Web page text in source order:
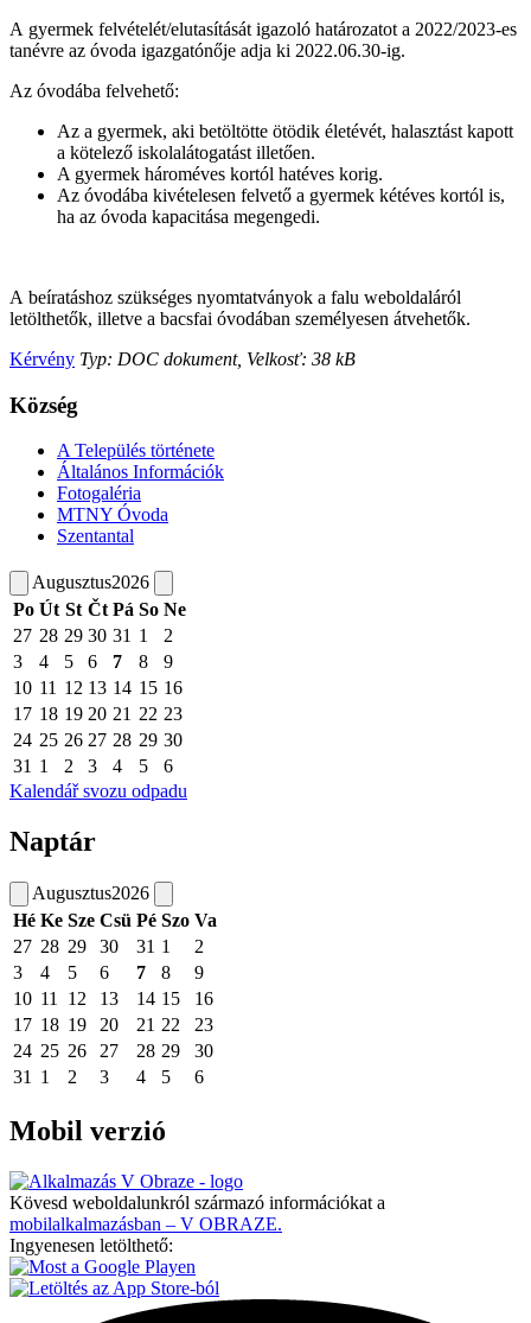
A gyermek felvételét/elutasítását igazoló határozatot a 2022/2023-es
tanévre az óvoda igazgatónője adja ki 2022.06.30-ig.
Az óvodába felvehető:
Az a gyermek, aki betöltötte ötödik életévét, halasztást kapott
a kötelező iskolalátogatást illetően.
A gyermek hároméves kortól hatéves korig.
Az óvodába kivételesen felvető a gyermek kétéves kortól is,
ha az óvoda kapacitása megengedi.
A beíratáshoz szükséges nyomtatványok a falu weboldaláról
letölthetők, illetve a bacsfai óvodában személyesen átvehetők.
Kérvény Typ: DOC dokument, Velkosť: 38 kB
Község
A Település története
Általános Információk
Fotogaléria
MTNY Óvoda
Szentantal
Augusztus2026
Po Út St Čt Pá So Ne
27 28 29 30 31 1
2
3
4 5 6 7 8
9
10 11 12 13 14 15 16
17 18 19 20 21 22 23
24 25 26 27 28 29 30
31 1 2 3 4 5
6
Kalendář svozu odpadu
Naptár
Augusztus2026
Hé Ke Sze Csü Pé Szo Va
27 28 29 30 31 1
2
3
4 5 6 7 8
9
10 11 12 13 14 15
16
17 18 19 20 21 22
23
24 25 26 27 28 29
30
31
1 2 3 4 5 6
Mobil verzió
Kövesd weboldalunkról származó információkat a
mobilalkalmazásban – V OBRAZE.
Ingyenesen letölthető: